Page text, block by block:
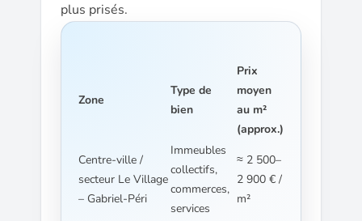
plus prisés.
Zone
Type de
bien
Prix
moyen
au m²
(approx.)
Centre-ville /
secteur Le Village
– Gabriel-Péri
Immeubles
collectifs,
commerces,
services
≈ 2 500–
2 900 € /
m²